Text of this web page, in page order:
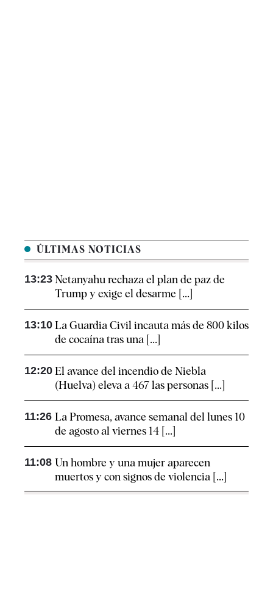
ÚLTIMAS NOTICIAS
13:23 Netanyahu rechaza el plan de paz de
Trump y exige el desarme [...]
13:10 La Guardia Civil incauta más de 800 kilos
de cocaína tras una [...]
12:20 El avance del incendio de Niebla
(Huelva) eleva a 467 las personas [...]
11:26 La Promesa, avance semanal del lunes 10
de agosto al viernes 14 [...]
11:08 Un hombre y una mujer aparecen
muertos y con signos de violencia [...]